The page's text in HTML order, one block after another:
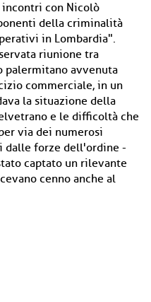
con Nicolò
della criminalità
in Lombardia".
riunione tra
palermitano avvenuta
commerciale, in un
la situazione della
e le difficoltà che
via dei numerosi
forze dell'ordine -
captato un rilevante
cenno anche al